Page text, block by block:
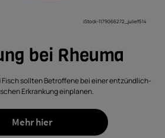
iStock-1179066272_julief514
bei Rheuma
Fisch sollten Betroffene bei einer entzündlich-
Erkrankung einplanen.
Mehr hier